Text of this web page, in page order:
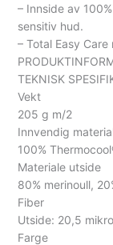
– Innside av
sensitiv hud.
– Total Easy
TEKNISK
Vekt
205 g m/2
Innvendig
100%
Materiale utside
80% merinoull,
Fiber
Utside: 20,5
Farge